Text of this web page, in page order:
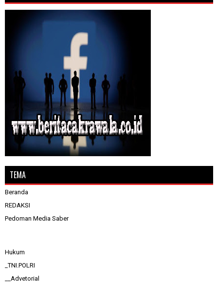
TEMA
Beranda
REDAKSI
Pedoman Media Saber
Hukum
_TNI.POLRI
__Advetorial